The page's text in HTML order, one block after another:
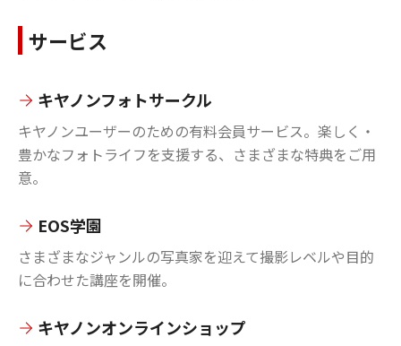
サービス
キヤノンフォトサークル
キヤノンユーザーのための有料会員サービス。楽しく・
豊かなフォトライフを支援する、さまざまな特典をご用
意。
EOS学園
さまざまなジャンルの写真家を迎えて撮影レベルや目的
に合わせた講座を開催。
キヤノンオンラインショップ